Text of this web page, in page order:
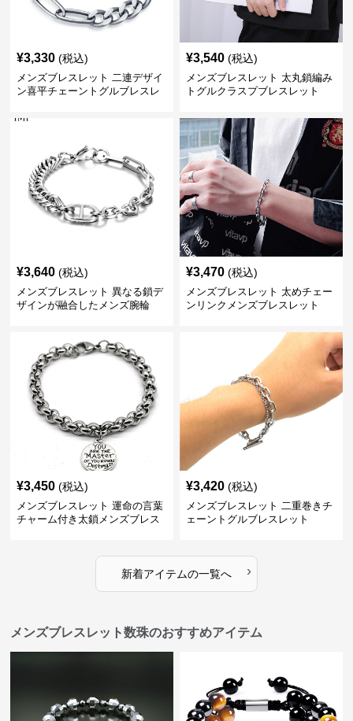
¥3,330 (税込)
メンズブレスレット 二連デザイ
ン喜平チェーントグルブレスレ
¥3,540 (税込)
メンズブレスレット 太丸鎖編み
トグルクラスプブレスレット
¥3,640 (税込)
メンズブレスレット 異なる鎖デ
ザインが融合したメンズ腕輪
¥3,470 (税込)
メンズブレスレット 太めチェー
ンリンクメンズブレスレット
¥3,450 (税込)
メンズブレスレット 運命の言葉
チャーム付き太鎖メンズブレス
¥3,420 (税込)
メンズブレスレット 二重巻きチ
ェーントグルブレスレット
新着アイテムの一覧へ ›
メンズブレスレット数珠のおすすめアイテム